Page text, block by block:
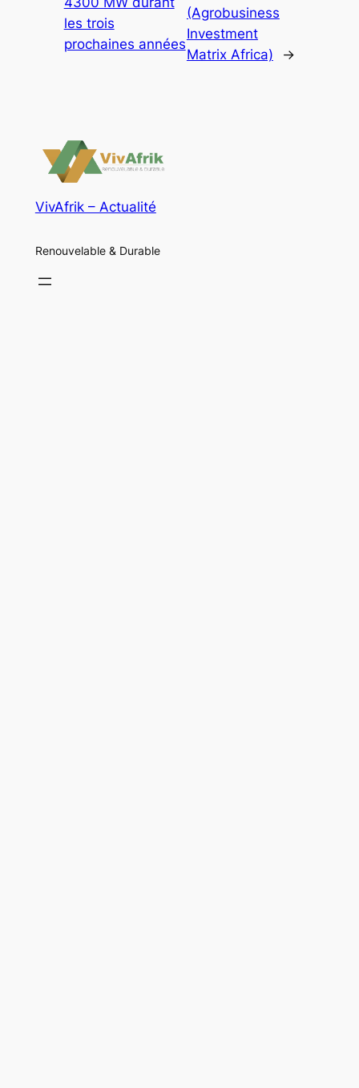
les trois
prochaines années
(Agrobusiness
Investment
Matrix Africa)
→
VivAfrik – Actualité
Renouvelable & Durable